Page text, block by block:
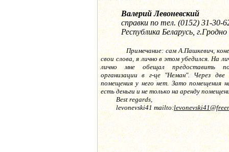
Валерий Левоневский
справки по тел. (0152) 31-30-
Республика Беларусь, г.Гродно
Примечание: сам А.Пашкевич,
свои слова, я лично в этом убедился. На
лично мне обещал предоставить
организации в г-це "Неман". Через две
помещения у него нет. Зато помещения
есть деньги и не только на аренду
Best regards,
levonevski41 mailto: